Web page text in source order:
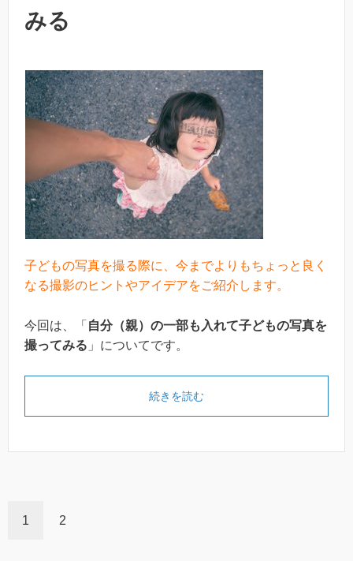
みる
子どもの写真を撮る際に、今までよりもちょっと良く
なる撮影のヒントやアイデアをご紹介します。
今回は、「 自分（親）の一部も入れて子どもの写真を
撮ってみる 」についてです。
続きを読む
1 2